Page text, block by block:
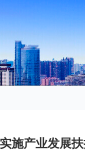
施产业发展